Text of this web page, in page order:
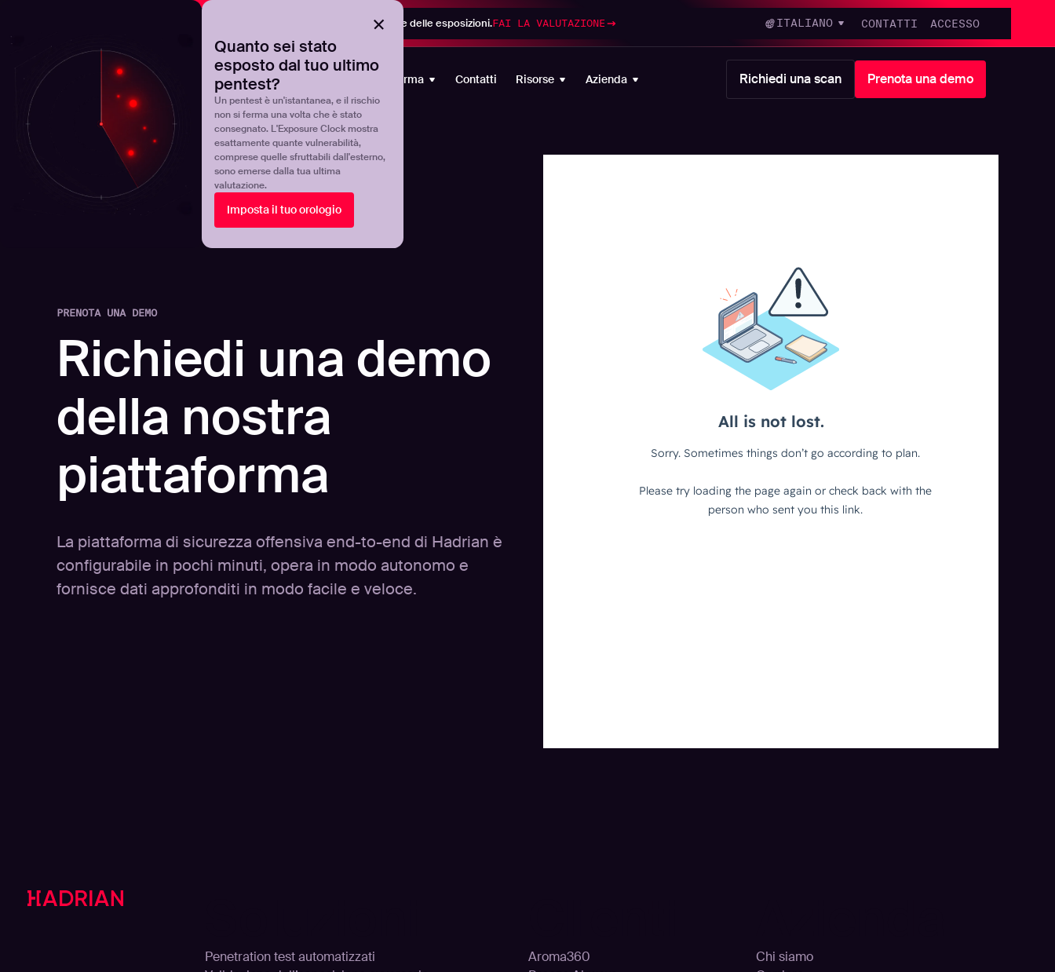
Quanto sei stato
esposto dal tuo ultimo
pentest?
Un pentest è un'istantanea, e il rischio
non si ferma una volta che è stato
consegnato. L'Exposure Clock mostra
esattamente quante vulnerabilità,
comprese quelle sfruttabili dall'esterno,
sono emerse dalla tua ultima
valutazione.
Imposta il tuo orologio
Scoprite dove si trova realmente il vostro programma di gestione delle esposizioni.FAI LA VALUTAZIONE ITALIANO CONTATTI ACCESSO
Products Piattaforma Contatti Risorse Azienda Richiedi una scan Prenota una demo
PRENOTA UNA DEMO
Richiedi una demo
della nostra
piattaforma
La piattaforma di sicurezza offensiva end-to-end di Hadrian è
configurabile in pochi minuti, opera in modo autonomo e
fornisce dati approfonditi in modo facile e veloce.
Penetration test automatizzati
Aroma360
Chi siamo